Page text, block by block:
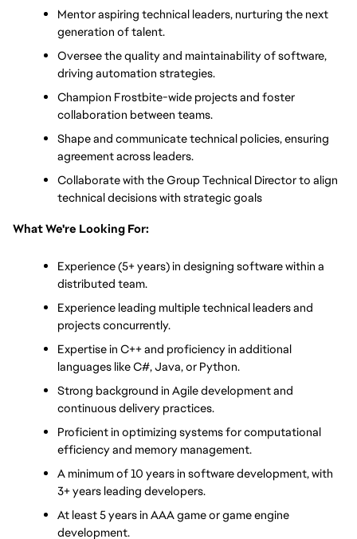
Mentor aspiring technical leaders, nurturing the next
generation of talent.
Oversee the quality and maintainability of software,
driving automation strategies.
Champion Frostbite-wide projects and foster
collaboration between teams.
Shape and communicate technical policies, ensuring
agreement across leaders.
Collaborate with the Group Technical Director to align
technical decisions with strategic goals
What We're Looking For:
Experience (5+ years) in designing software within a
distributed team.
Experience leading multiple technical leaders and
projects concurrently.
Expertise in C++ and proficiency in additional
languages like C#, Java, or Python.
Strong background in Agile development and
continuous delivery practices.
Proficient in optimizing systems for computational
efficiency and memory management.
A minimum of 10 years in software development, with
3+ years leading developers.
At least 5 years in AAA game or game engine
development.